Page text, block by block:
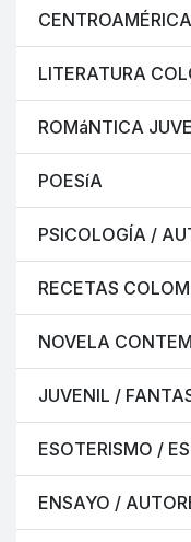
CENTROAMÉRICA
LITERATURA
ROMáNTICA
POESíA
PSICOLOGÍA /
RECETAS
NOVELA
JUVENIL /
ESOTERISMO /
ENSAYO /